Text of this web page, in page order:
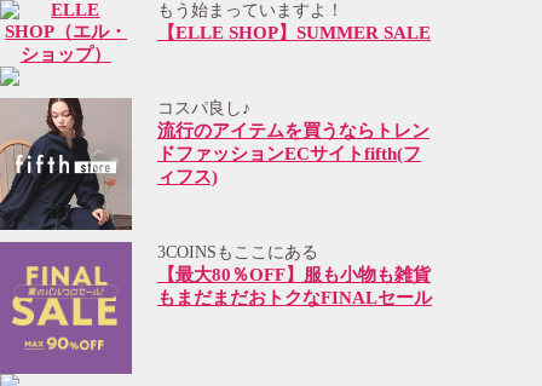
もう始まっていますよ！
【ELLE SHOP】SUMMER SALE
コスパ良し♪
流行のアイテムを買うならトレン
ドファッションECサイトfifth(フ
ィフス)
3COINSもここにある
【最大80％OFF】服も小物も雑貨
もまだまだおトクなFINALセール